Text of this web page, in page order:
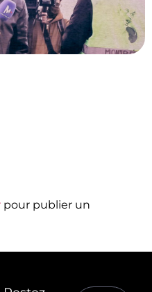
pour publier un